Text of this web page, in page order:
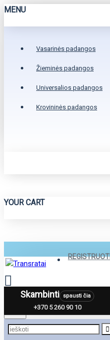
MENU
Vasarinės padangos
Žieminės padangos
Universalios padangos
Krovininės padangos
YOUR CART
MenuSkambinti spausti čia
+370 5 260 90 10